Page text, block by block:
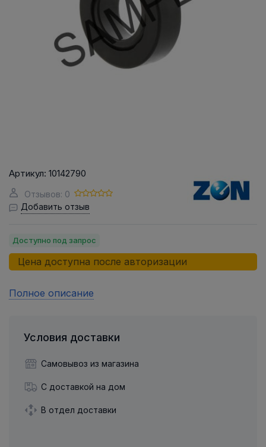
Артикул: 10142790
Отзывов: 0
Добавить отзыв
Доступно под запрос
Цена доступна после авторизации
Полное описание
Условия доставки
Самовывоз из магазина
С доставкой на дом
В отдел доставки